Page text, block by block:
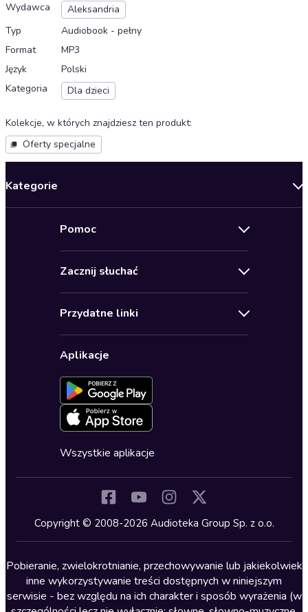
Wydawca
Aleksandria
Typ
Audiobook - pełny
Format
MP3
Język
Polski
Kategoria
Dla dzieci
Kolekcje, w których znajdziesz ten produkt:
Oferty specjalne
Kategorie
Biznes, marketing, ekonomia
Dla młodzieży
Kryminały
Lektury szkolne
Literatura anglojęzyczna
Literatura faktu
Pomoc
Pomoc
Ustawienia prywatności
Formularz zgłaszania nielegalnych treści
Deklaracja dostępności
Zacznij słuchać
Karnety
Oferta dla firm i bibliotek
Przydatne linki
Dołącz do newslettera
Blog
Zapowiedzi
Cykle audiobooków
Aplikacje
Wszystkie aplikacje
Copyright © 2008-2026 Audioteka Group Sp. z o.o.
Pobieranie, zwielokrotnianie, przechowywanie lub jakiekolwiek
inne wykorzystywanie treści dostępnych w niniejszym
serwisie - bez względu na ich charakter i sposób wyrażenia (w